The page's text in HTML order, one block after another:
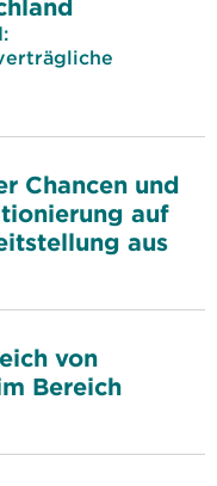
Chancen und
auf
aus
von
Bereich